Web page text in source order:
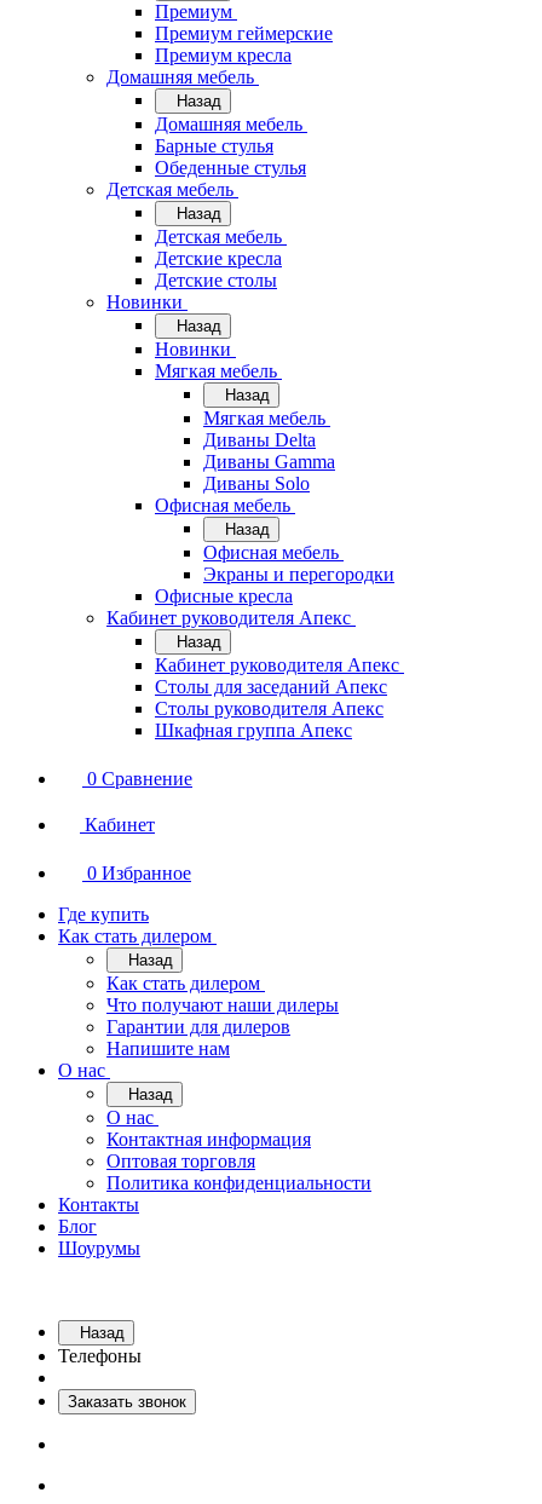
Премиум
Премиум геймерские
Премиум кресла
Домашняя мебель
Назад
Домашняя мебель
Барные стулья
Обеденные стулья
Детская мебель
Назад
Детская мебель
Детские кресла
Детские столы
Новинки
Назад
Новинки
Мягкая мебель
Назад
Мягкая мебель
Диваны Delta
Диваны Gamma
Диваны Solo
Офисная мебель
Назад
Офисная мебель
Экраны и перегородки
Офисные кресла
Кабинет руководителя Апекс
Назад
Кабинет руководителя Апекс
Столы для заседаний Апекс
Столы руководителя Апекс
Шкафная группа Апекс
0 Сравнение
Кабинет
0 Избранное
Где купить
Как стать дилером
Назад
Как стать дилером
Что получают наши дилеры
Гарантии для дилеров
Напишите нам
О нас
Назад
О нас
Контактная информация
Оптовая торговля
Политика конфиденциальности
Контакты
Блог
Шоурумы
Назад
Телефоны
Заказать звонок